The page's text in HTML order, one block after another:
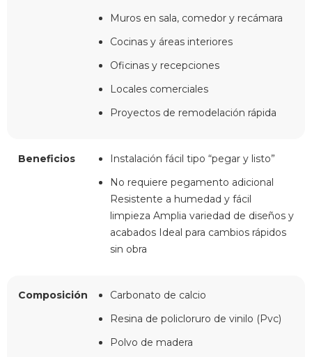
Muros en sala, comedor y recámara
Cocinas y áreas interiores
Oficinas y recepciones
Locales comerciales
Proyectos de remodelación rápida
Beneficios
Instalación fácil tipo “pegar y listo”
No requiere pegamento adicional
Resistente a humedad y fácil
limpieza Amplia variedad de diseños y
acabados Ideal para cambios rápidos
sin obra
Composición
Carbonato de calcio
Resina de policloruro de vinilo (Pvc)
Polvo de madera